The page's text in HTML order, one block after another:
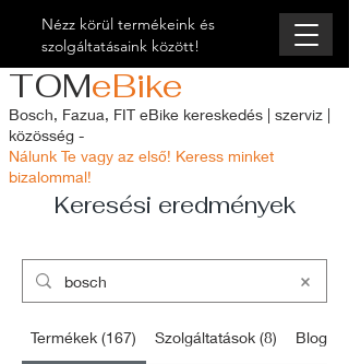
Nézz körül termékeink és
szolgáltatásaink között!
TOMeBike
Bosch, Fazua, FIT eBike kereskedés | szerviz |
közösség -
Nálunk Te vagy az első! Keress minket
bizalommal!
Keresési eredmények
Termékek (167) Szolgáltatások (8)